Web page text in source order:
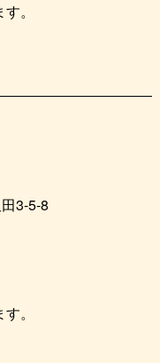
。
3-5-8
。